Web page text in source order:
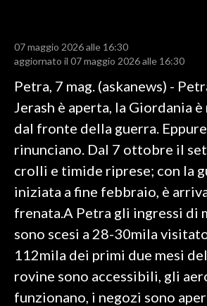
SPORT
RISULTATI E CLASSIFICHE
CALCIO
CALCIO REGIONALE
BASKET
VOLLEY
MOTORI
TENNIS
CULTURA
SPETTACOLI
07 maggio 2026 alle 16:30
aggiornato il 07 maggio 2026 alle 16:30
Petra, 7 mag. (askanews) -
Jerash è aperta, la Giordania
dal fronte della guerra.
rinunciano. Dal 7 ottobre il
crolli e timide riprese; con la
iniziata a fine febbraio, è
frenata.A Petra gli ingressi di
sono scesi a 28-30mila
112mila dei primi due mesi
rovine sono accessibili, gli
funzionano, i negozi sono